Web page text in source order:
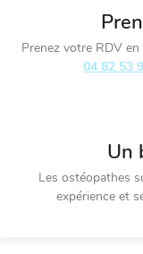
Prenez votre RDV
04 82 53
Un
Les ostéopathes
expérience et